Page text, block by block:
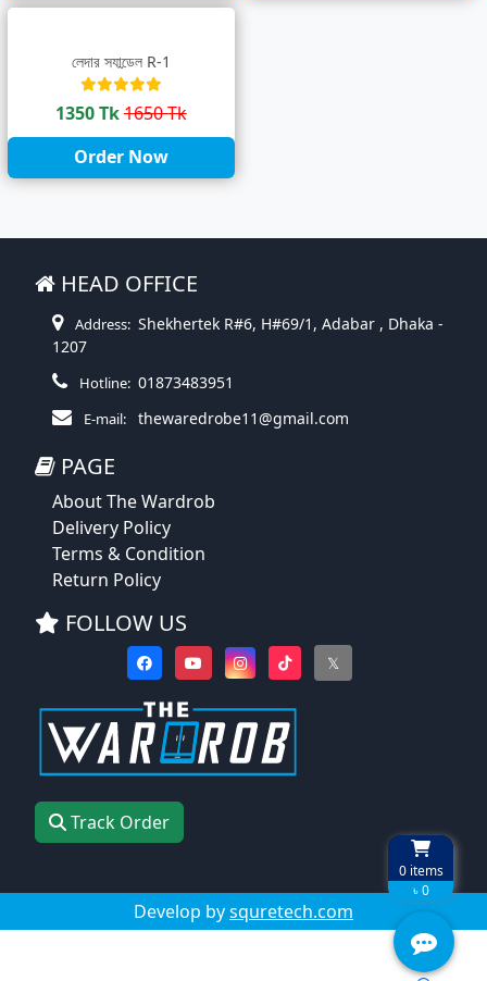
0items
৳ 0
লেদার স্যান্ডেল R-1
1350 Tk1650 Tk
Order Now
HEAD OFFICE
Address: Shekhertek R#6, H#69/1, Adabar , Dhaka -
1207
Hotline: 01873483951
E-mail: thewaredrobe11@gmail.com
PAGE
About The Wardrob
Delivery Policy
Terms & Condition
Return Policy
FOLLOW US
𝕏
Track Order
Develop bysquretech.com